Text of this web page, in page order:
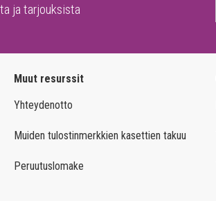
ja tarjouksista
Muut resurssit
Yhteydenotto
Muiden tulostinmerkkien kasettien takuu
Peruutuslomake